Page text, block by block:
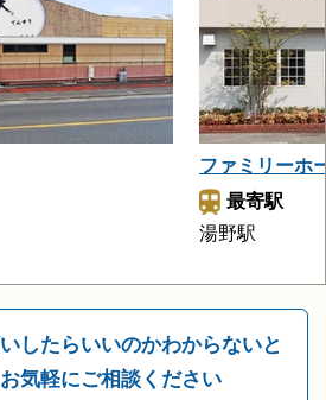
ファミリーホ
最寄駅
湯野駅
したらいいのかわからないと
気軽にご相談ください